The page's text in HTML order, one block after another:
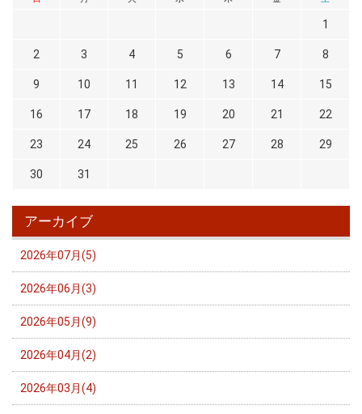
1
2 3 4 5 6 7 8
9 10 11 12 13 14 15
16 17 18 19 20 21 22
23 24 25 26 27 28 29
30 31
アーカイブ
2026年07月(5)
2026年06月(3)
2026年05月(9)
2026年04月(2)
2026年03月(4)